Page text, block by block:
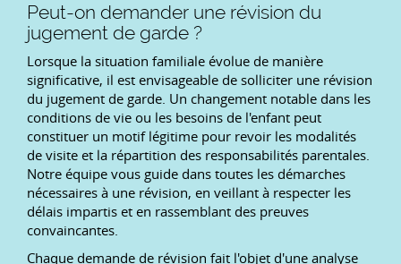
Peut-on demander une révision du
jugement de garde ?
Lorsque la situation familiale évolue de manière
significative, il est envisageable de solliciter une révision
du jugement de garde. Un changement notable dans les
conditions de vie ou les besoins de l'enfant peut
constituer un motif légitime pour revoir les modalités
de visite et la répartition des responsabilités parentales.
Notre équipe vous guide dans toutes les démarches
nécessaires à une révision, en veillant à respecter les
délais impartis et en rassemblant des preuves
convaincantes.
Chaque demande de révision fait l'objet d'une analyse